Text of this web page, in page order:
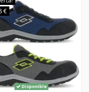
€
Disponible